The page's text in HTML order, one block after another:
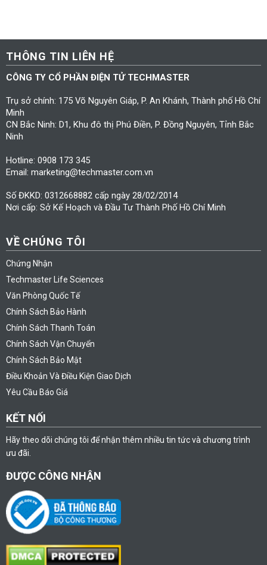
THÔNG TIN LIÊN HỆ
CÔNG TY CỔ PHẦN ĐIỆN TỬ TECHMASTER
Trụ sở chính: 175 Võ Nguyên Giáp, P. An Khánh, Thành phố Hồ Chí
Minh
CN Bắc Ninh: D1, Khu đô thị Phú Điền, P. Đồng Nguyên, Tỉnh Bắc
Ninh
Hotline: 0908 173 345
Email: marketing@techmaster.com.vn
Số ĐKKD: 0312668882 cấp ngày 28/02/2014
Nơi cấp: Sở Kế Hoạch và Đầu Tư Thành Phố Hồ Chí Minh
VỀ CHÚNG TÔI
Chứng Nhận
Techmaster Life Sciences
Văn Phòng Quốc Tế
Chính Sách Bảo Hành
Chính Sách Thanh Toán
Chính Sách Vận Chuyển
Chính Sách Bảo Mật
Điều Khoản Và Điều Kiện Giao Dịch
Yêu Cầu Báo Giá
KẾT NỐI
Hãy theo dõi chúng tôi để nhận thêm nhiều tin tức và chương trình
ưu đãi.
ĐƯỢC CÔNG NHẬN